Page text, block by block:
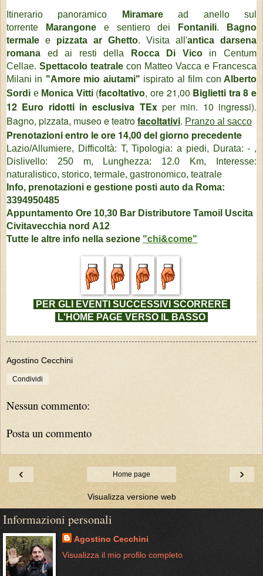
Itinerario panoramico Miramaread anello sul
torrente
Marangonee sentiero dei Fontanili.
Bagno
termale e pizzata ar Ghetto. Visita all'antica darsena
romana ed ai resti della Rocca Di Vicoin Centum
Cellae. Spettacolo teatrale con Matteo Vacca e Francesca
Milani in "Amore mio aiutami" ispirato al film con Alberto
Sordi eMonica Vitti(facoltativo, ore 21,00 Biglietti tra 8 e
12 Euro ridotti in esclusiva TEx per min. 10 ingressi).
Bagno, pizzata, museo e teatrofacoltativi. Pranzo al sacco
Prenotazioni entro le ore 14,00 del giorno precedente
Lazio/Allumiere, Difficoltà: T, Tipologia: a piedi, Durata: - ,
Dislivello: 250 m, Lunghezza: 12.0 Km, Interesse:
naturalistico, storico, termale, gastronomico, teatrale
Info, prenotazioni e gestione posti auto da Roma:
3394950485
Appuntamento Ore 10,30 Bar Distributore Tamoil Uscita
Civitavecchia nord A12
Tutte le altre info nella sezione "chi&come"
PER GLI EVENTI SUCCESSIVI SCORRERE
L'HOME PAGE VERSO IL BASSO
Agostino Cecchini
Condividi
Nessun commento:
Posta un commento
‹ ›
Home page
Visualizza versione web
Informazioni personali
Agostino Cecchini
Visualizza il mio profilo completo